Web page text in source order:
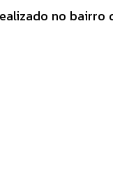
no bairro